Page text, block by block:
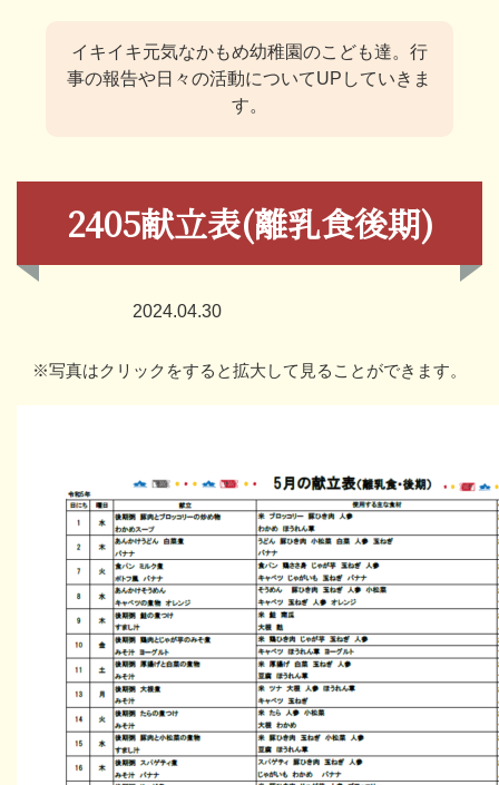
イキイキ元気なかもめ幼稚園のこども達。 行
事の報告や日々の活動についてUPしていきま
す。
2405献立表(離乳食後期)
2024.04.30
※写真はクリックをすると拡大して見ることができます。